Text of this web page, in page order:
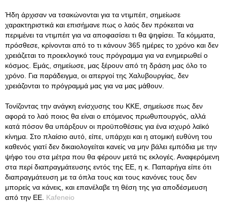
Ήδη άρχισαν να τσακώνονται για τα ντιμπέιτ, σημείωσε
χαρακτηριστικά και επισήμανε πως ο λαός δεν πρόκειται να
περιμένει τα ντιμπέιτ για να αποφασίσει τι θα ψηφίσει. Τα κόμματα,
πρόσθεσε, κρίνονται από το τι κάνουν 365 ημέρες το χρόνο και δεν
χρειάζεται το προεκλογικό τους πρόγραμμα για να ενημερωθεί ο
κόσμος. Εμάς, σημείωσε, μας ξέρουν από τη δράση μας όλο το
χρόνο. Για παράδειγμα, οι απεργοί της Χαλυβουργίας, δεν
χρειάζονται το πρόγραμμά μας για να μας μάθουν.
Τονίζοντας την ανάγκη ενίσχυσης του ΚΚΕ, σημείωσε πως δεν
αφορά το λαό ποιος θα είναι ο επόμενος πρωθυπουργός, αλλά
κατά πόσον θα υπάρξουν οι προϋποθέσεις για ένα ισχυρό λαϊκό
κίνημα. Στο πλαίσιο αυτό, είπε, υπάρχει και η ατομική ευθύνη του
καθενός γιατί δεν δικαιολογείται κανείς να μην βάλει εμπόδια με την
ψήφο του στα μέτρα που θα φέρουν μετά τις εκλογές. Αναφερόμενη
στα περί διαπραγμάτευσης εντός της ΕΕ, η κ. Παπαρήγα είπε ότι
διαπραγμάτευση με τα όπλα τους και τους κανόνες τους δεν
μπορείς να κάνεις, και επανέλαβε τη θέση της για αποδέσμευση
από την ΕΕ. Kafeneio